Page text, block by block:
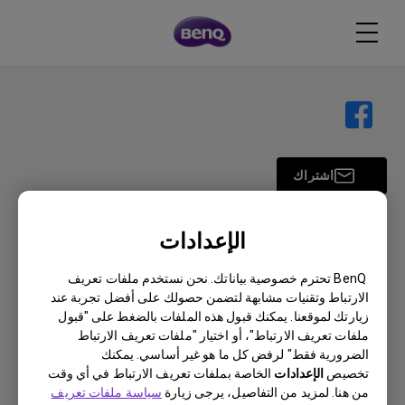
الإعدادات
BenQ تحترم خصوصية بياناتك. نحن نستخدم ملفات تعريف
الارتباط وتقنيات مشابهة لتضمن حصولك على أفضل تجربة عند
زيارتك لموقعنا. يمكنك قبول هذه الملفات بالضغط على "قبول
ملفات تعريف الارتباط"، أو اختيار "ملفات تعريف الارتباط
الضرورية فقط" لرفض كل ما هو غير أساسي. يمكنك
تخصيص الإعدادات الخاصة بملفات تعريف الارتباط في أي وقت
من هنا. لمزيد من التفاصيل، يرجى زيارة سياسة ملفات تعريف
اشتراك
بروجكتر
شاشة
حلول
سفير BenQ AQCOLOR
شاشات العناية بالعين
الرياضات الإلكترونية
دعم
اتصل بنا
التنزيل والأسئلة الشائعة
موارد
"جهاز العرض حاسبة المسافة"
حول بينكيو